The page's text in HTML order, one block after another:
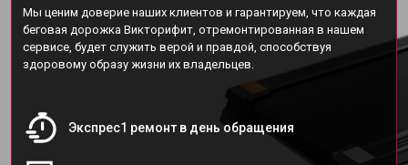
Мы ценим доверие наших клиентов и гарантируем, что каждая
беговая дорожка Викторифит, отремонтированная в нашем
сервисе, будет служить верой и правдой, способствуя
здоровому образу жизни их владельцев.
Экспрес1 ремонт в день обращения